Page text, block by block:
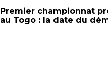
Premier championnat
au Togo : la date du